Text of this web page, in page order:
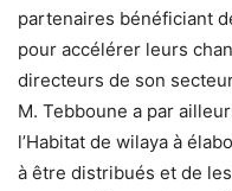
partenaires bénéficiant
pour accélérer leurs
directeurs de son
M. Tebboune a par
l’Habitat de wilaya à
à être distribués et de